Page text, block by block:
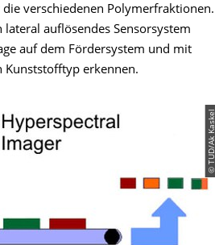
verschiedenen Polymerfraktionen.
auflösendes Sensorsystem
auf dem Fördersystem und mit
Kunststofftyp erkennen.
© TUD/Ak Kaskel